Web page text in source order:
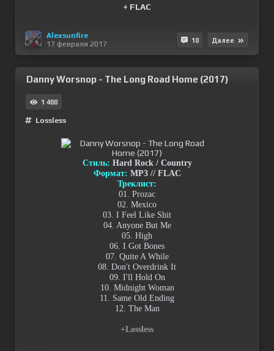
+ FLAC
Alexsunfire
17 февраля 2017
10 Далее
Danny Worsnop - The Long Road Home (2017)
1 400
Lossless
Стиль: Hard Rock / Country
Формат: MP3 // FLAC
Треклист:
01. Prozac
02. Mexico
03. I Feel Like Shit
04. Anyone But Me
05. High
06. I Got Bones
07. Quite A While
08. Don't Overdrink It
09. I'll Hold On
10. Midnight Woman
11. Same Old Ending
12. The Man
+Lossless